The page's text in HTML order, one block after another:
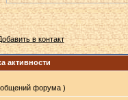
в контакт
активности
форума )